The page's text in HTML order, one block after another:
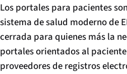
Los portales para pacientes
sistema de salud moderno de
cerrada para quienes más la
portales orientados al
proveedores de registros